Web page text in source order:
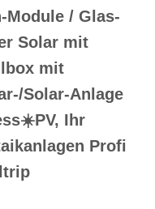
Module / Glas-
Solar mit
mit
Solar-Anlage
Ihr
Profi